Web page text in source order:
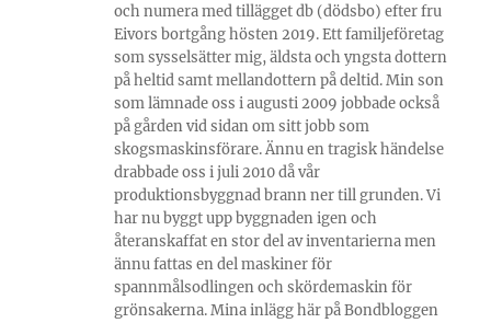
och numera med tillägget db (dödsbo) efter fru
Eivors bortgång hösten 2019. Ett familjeföretag
som sysselsätter mig, äldsta och yngsta dottern
på heltid samt mellandottern på deltid. Min son
som lämnade oss i augusti 2009 jobbade också
på gården vid sidan om sitt jobb som
skogsmaskinsförare. Ännu en tragisk händelse
drabbade oss i juli 2010 då vår
produktionsbyggnad brann ner till grunden. Vi
har nu byggt upp byggnaden igen och
återanskaffat en stor del av inventarierna men
ännu fattas en del maskiner för
spannmålsodlingen och skördemaskin för
grönsakerna. Mina inlägg här på Bondbloggen